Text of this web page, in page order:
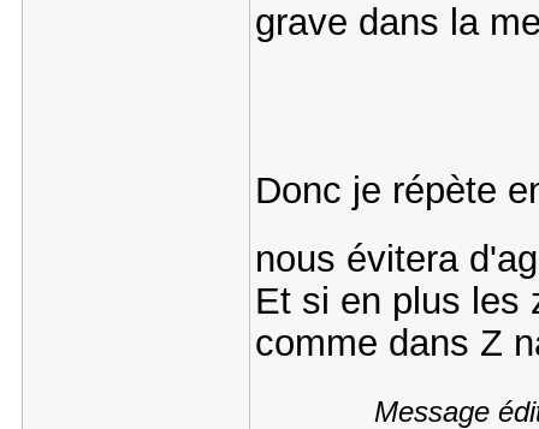
grave dans la
Donc je répète
nous évitera
Et si en plus les
comme dans Z
Message